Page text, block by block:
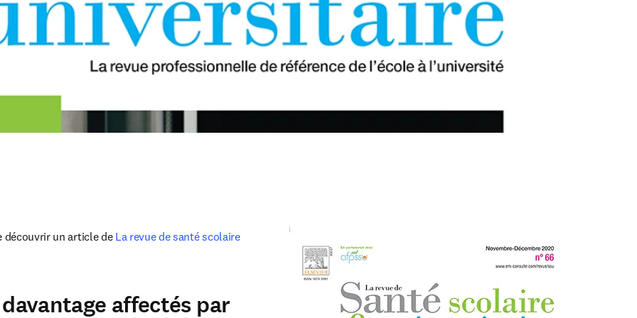
découvrir un article de La revue de santé scolaire
affectés par